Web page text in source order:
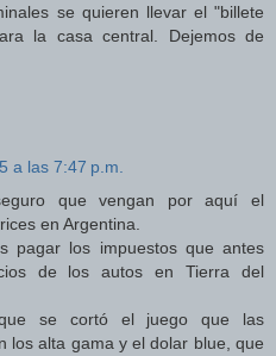
se quieren llevar el "billete
la casa central. Dejemos de
a las 7:47 p.m.
que vengan por aquí el
en Argentina.
pagar los impuestos que antes
de los autos en Tierra del
se cortó el juego que las
los alta gama y el dolar blue, que